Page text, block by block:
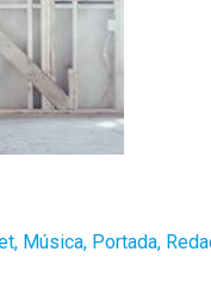
, Música, Portada,